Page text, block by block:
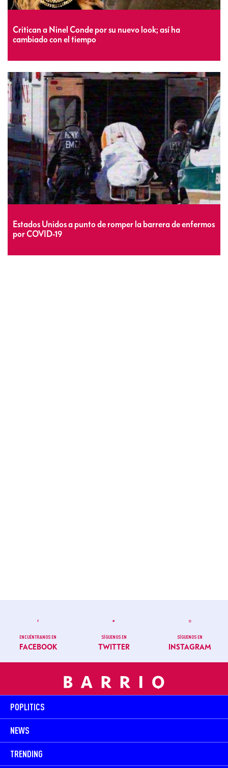
Critican a Ninel Conde por su nuevo look; así ha
cambiado con el tiempo
Estados Unidos a punto de romper la barrera de enfermos
por COVID-19
ENCUÉNTRANOS EN
FACEBOOK
SÍGUENOS EN
TWITTER
SÍGUENOS EN
INSTAGRAM
POPLITICS
NEWS
TRENDING